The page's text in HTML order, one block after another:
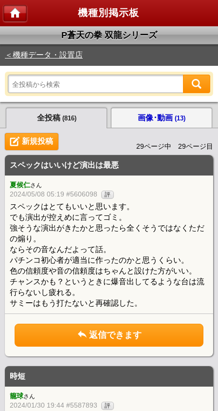
機種別掲示板
P蒼天の拳 双龍シリーズ
＜機種データ・設置店
全投稿 (816) 画像･動画 (13)
新規投稿
29ページ中 29ページ目
スペックはいいけど演出は最悪
夏候仁さん
2024/05/08 05:19 #5606098 評
スペックはとてもいいと思います。
でも演出が控えめに言ってゴミ。
強そうな演出がきたかと思ったら全くそうではなくただ
の煽り。
ならその音なんだよって話。
パチンコ初心者が適当に作ったのかと思うくらい。
色の信頼度や音の信頼度はちゃんと設けた方がいい。
チャンスかも？というときに爆音出してるような台は流
行らないし疲れる。
サミーはもう打たないと再確認した。
返信できます
時短
籠球さん
2024/01/30 19:44 #5587893 評